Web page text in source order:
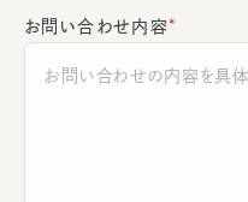
お問い合わせ内容